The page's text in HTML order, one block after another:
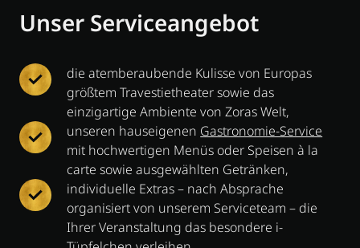
Unser Serviceangebot
die atemberaubende Kulisse von Europas
größtem Travestietheater sowie das
einzigartige Ambiente von Zoras Welt,
unseren hauseigenen Gastronomie-Service
mit hochwertigen Menüs oder Speisen à la
carte sowie ausgewählten Getränken,
individuelle Extras – nach Absprache
organisiert von unserem Serviceteam – die
Ihrer Veranstaltung das besondere i-